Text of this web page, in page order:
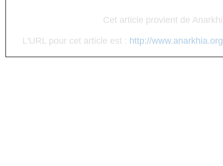
Cet article provient de
L'URL pour cet article est : http://